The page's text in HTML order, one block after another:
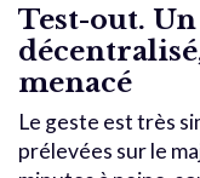
Test-out.
menacé
Le geste est très
prélevées sur le